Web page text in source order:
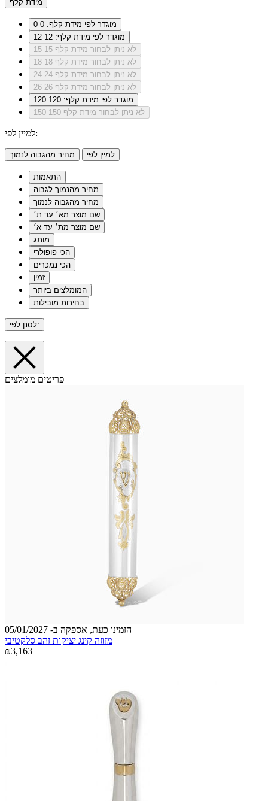
מידת קלף
0
מוגדר לפי מידת קלף: 0
12
מוגדר לפי מידת קלף: 12
15
לא ניתן לבחור מידת קלף 15
18
לא ניתן לבחור מידת קלף 18
24
לא ניתן לבחור מידת קלף 24
26
לא ניתן לבחור מידת קלף 26
120
מוגדר לפי מידת קלף: 120
150
לא ניתן לבחור מידת קלף 150
למיין לפי:
מחיר מהגבוה לנמוך למיין לפי
התאמות
מחיר מהנמוך לגבוה
מחיר מהגבוה לנמוך
שם מוצר מא׳ עד ת׳
שם מוצר מת׳ עד א׳
מותג
הכי פופולרי
הכי נמכרים
זמין
המומלצים ביותר
בחירות מובילות
לסנן לפי:
פריטים מומלצים
הזמינו כעת, אספקה ב- 05/01/2027
מזוזה קינג יציקות זהב סלקטיבי
₪3,163